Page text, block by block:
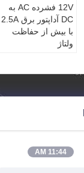
12V فشرده AC به
DC آداپتور برق 2.5A
با بیش از حفاظت
ولتاژ
11:44 AM